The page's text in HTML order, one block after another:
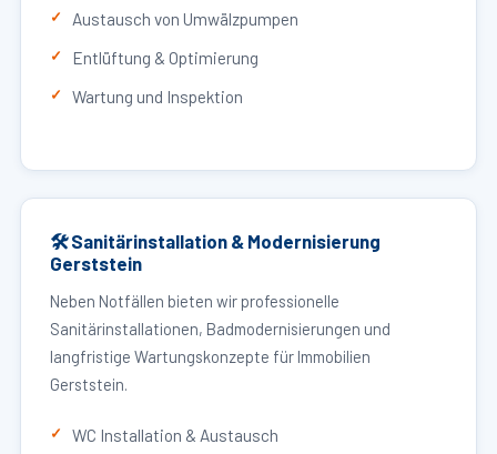
Austausch von Umwälzpumpen
Entlüftung & Optimierung
Wartung und Inspektion
🛠 Sanitärinstallation & Modernisierung
Gerststein
Neben Notfällen bieten wir professionelle
Sanitärinstallationen, Badmodernisierungen und
langfristige Wartungskonzepte für Immobilien
Gerststein.
WC Installation & Austausch